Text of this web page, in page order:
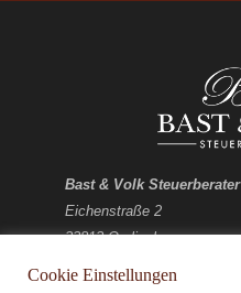
Bast & Volk Steuerberater
Eichenstraße 2
33813 Oerlinghausen
Cookie Einstellungen